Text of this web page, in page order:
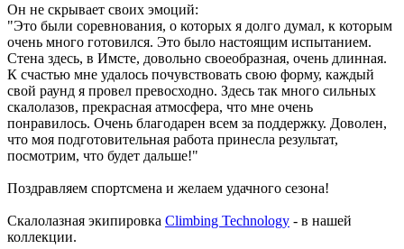
Он не скрывает своих эмоций:
"Это были соревнования, о которых я долго думал, к которым
очень много готовился. Это было настоящим испытанием.
Стена здесь, в Имсте, довольно своеобразная, очень длинная.
К счастью мне удалось почувствовать свою форму, каждый
свой раунд я провел превосходно. Здесь так много сильных
скалолазов, прекрасная атмосфера, что мне очень
понравилось. Очень благодарен всем за поддержку. Доволен,
что моя подготовительная работа принесла результат,
посмотрим, что будет дальше!"
Поздравляем спортсмена и желаем удачного сезона!
Скалолазная экипировка Climbing Technology - в нашей
коллекции.